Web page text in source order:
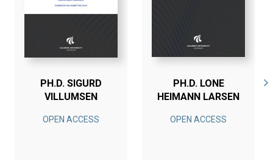
PH.D. SIGURD
VILLUMSEN
OPEN ACCESS
PH.D. LONE
HEIMANN LARSEN
OPEN ACCESS